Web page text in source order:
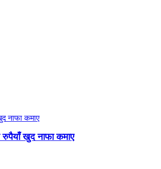
रुपैयाँ खुद नाफा कमाए